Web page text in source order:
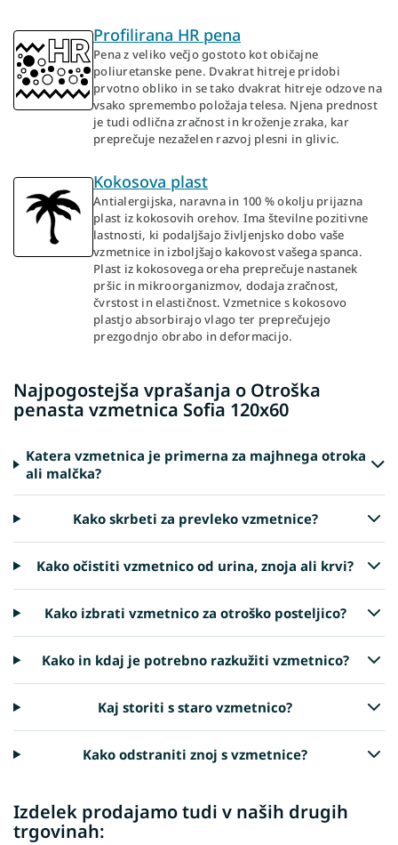
Profilirana HR pena
Pena z veliko večjo gostoto kot običajne
poliuretanske pene. Dvakrat hitreje pridobi
prvotno obliko in se tako dvakrat hitreje odzove na
vsako spremembo položaja telesa. Njena prednost
je tudi odlična zračnost in kroženje zraka, kar
preprečuje nezaželen razvoj plesni in glivic.
Kokosova plast
Antialergijska, naravna in 100 % okolju prijazna
plast iz kokosovih orehov. Ima številne pozitivne
lastnosti, ki podaljšajo življenjsko dobo vaše
vzmetnice in izboljšajo kakovost vašega spanca.
Plast iz kokosovega oreha preprečuje nastanek
pršic in mikroorganizmov, dodaja zračnost,
čvrstost in elastičnost. Vzmetnice s kokosovo
plastjo absorbirajo vlago ter preprečujejo
prezgodnjo obrabo in deformacijo.
Najpogostejša vprašanja o Otroška
penasta vzmetnica Sofia 120x60
Katera vzmetnica je primerna za majhnega otroka
ali malčka?
Kako skrbeti za prevleko vzmetnice?
Kako očistiti vzmetnico od urina, znoja ali krvi?
Kako izbrati vzmetnico za otroško posteljico?
Kako in kdaj je potrebno razkužiti vzmetnico?
Kaj storiti s staro vzmetnico?
Kako odstraniti znoj s vzmetnice?
Izdelek prodajamo tudi v naših drugih
trgovinah: